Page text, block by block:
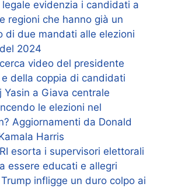
legale evidenzia i candidati a
regioni che hanno già un
di due mandati alle elezioni
2024
video del presidente
della coppia di candidati
Yasin a Giava centrale
le elezioni nel
Aggiornamenti da Donald
Harris
esorta i supervisori elettorali
essere educati e allegri
infligge un duro colpo ai